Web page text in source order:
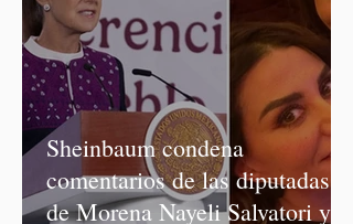
Sheinbaum condena
comentarios de las diputadas
de Morena Nayeli Salvatori y